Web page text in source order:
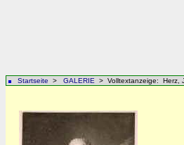
Startseite > GALERIE > Volltextanzeige: Herz,